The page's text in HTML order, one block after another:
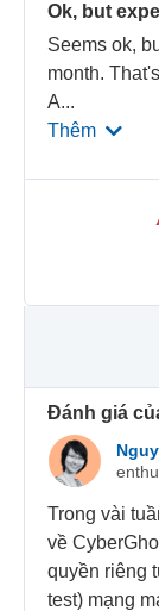
Ok, but
Seems ok,
month.
A...
Thêm
Đánh giá
Trong vài
về
quyền riêng
test) mạng